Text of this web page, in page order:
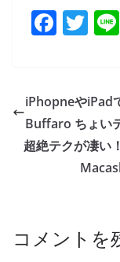
F
e
b
o
T
er
iPhopneやiPad
Buffaro ちょい
超絶テクが凄い
コメントを